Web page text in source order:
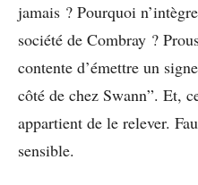
jamais ? Pourquoi
société de Combray ?
contente d’émettre un
côté de chez Swann”. Et,
appartient de le relever.
sensible.